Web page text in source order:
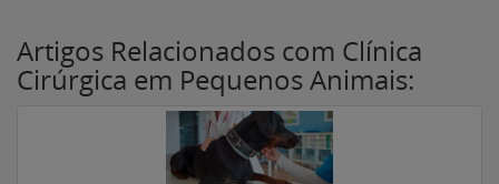
Artigos Relacionados com Clínica
Cirúrgica em Pequenos Animais: